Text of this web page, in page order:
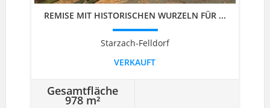
REMISE MIT HISTORISCHEN WURZELN FÜR ...
Starzach-Felldorf
VERKAUFT
Gesamtfläche
978 m²